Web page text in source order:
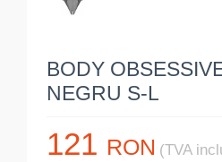
BODY
NEGRU S-L
121 RON (TVA